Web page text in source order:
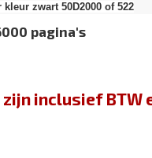
zwart 50D2000 of 522
pagina's
zijn inclusief BTW